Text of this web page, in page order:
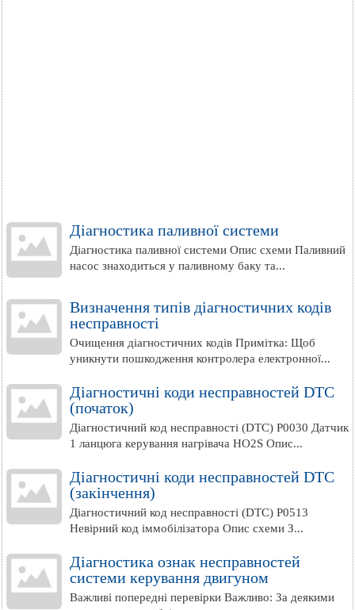
Діагностика паливної системи
Діагностика паливної системи Опис схеми Паливний
насос знаходиться у паливному баку та...
Визначення типів діагностичних кодів
несправності
Очищення діагностичних кодів Примітка: Щоб
уникнути пошкодження контролера електронної...
Діагностичні коди несправностей DTC
(початок)
Діагностичний код несправності (DTC) P0030 Датчик
1 ланцюга керування нагрівача HO2S Опис...
Діагностичні коди несправностей DTC
(закінчення)
Діагностичний код несправності (DTC) P0513
Невірний код іммобілізатора Опис схеми З...
Діагностика ознак несправностей
системи керування двигуном
Важливі попередні перевірки Важливо: За деякими